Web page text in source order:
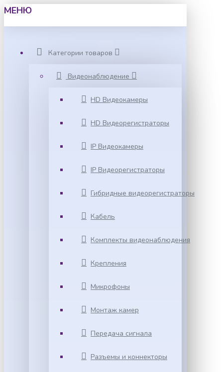
МЕНЮ
Категории товаров
Видеонаблюдение
HD Видеокамеры
HD Видеорегистраторы
IP Видеокамеры
IP Видеорегистраторы
Гибридные видеорегистраторы
Кабель
Комплекты видеонаблюдения
Крепления
Микрофоны
Монтаж камер
Передача сигнала
Разъемы и коннекторы